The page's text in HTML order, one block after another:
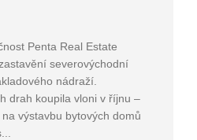
Penta Real Estate
severovýchodní
nádraží.
drah koupila vloni v říjnu –
výstavbu bytových domů